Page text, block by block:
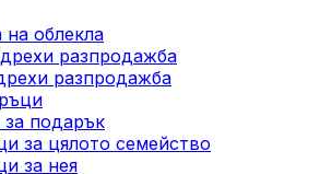
облекла
разпродажба
разпродажба
за подарък
за цялото семейство
за нея